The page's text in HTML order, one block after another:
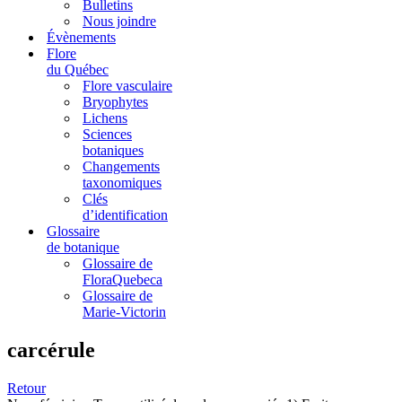
Bulletins
Nous joindre
Évènements
Flore
du Québec
Flore vasculaire
Bryophytes
Lichens
Sciences
botaniques
Changements
taxonomiques
Clés
d’identification
Glossaire
de botanique
Glossaire de
FloraQuebeca
Glossaire de
Marie-Victorin
carcérule
Retour